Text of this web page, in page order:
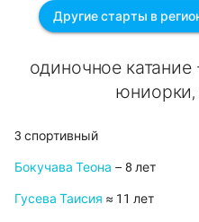
Другие старты в
одиночное
3 спортивный
Бокучава Теона – 8 лет
Гусева Таисия ≈ 11 лет